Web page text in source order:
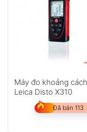
Máy đo khoảng cách
Leica Disto X310
Đã bán 113